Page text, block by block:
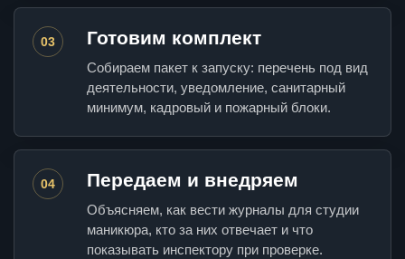
03 Готовим комплект
Собираем пакет к запуску: перечень под вид
деятельности, уведомление, санитарный
минимум, кадровый и пожарный блоки.
04 Передаем и внедряем
Объясняем, как вести журналы для студии
маникюра, кто за них отвечает и что
показывать инспектору при проверке.